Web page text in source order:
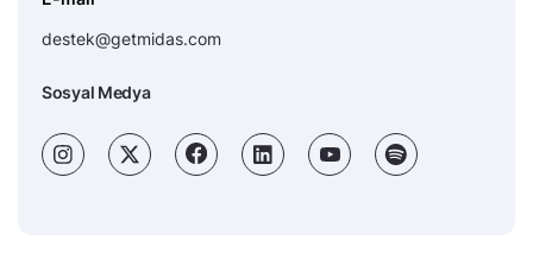
destek@getmidas.com
Sosyal Medya